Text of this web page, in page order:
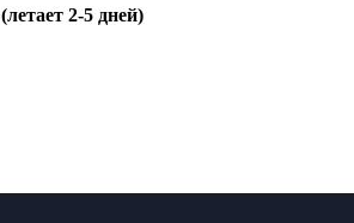
(летает 2-5 дней)